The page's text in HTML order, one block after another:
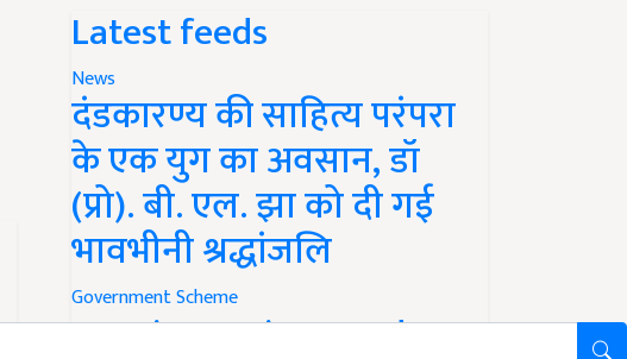
Latest feeds
News
दंडकारण्य की साहित्य परंपरा
के एक युग का अवसान, डॉ
(प्रो). बी. एल. झा को दी गई
भावभीनी श्रद्धांजलि
Government Scheme
PM Kisan Yojana Update: